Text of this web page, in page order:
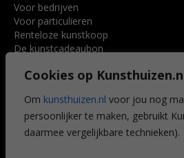
Cookies op
Om kunsthuizen.nl voor jou nog
persoonlijker te maken, gebruikt
daarmee vergelijkbare technieken).
Voor bedrijven
Voor particulieren
Renteloze kunstkoop
De kunstcadeaubon
Voordelen
Veelgestelde vragen
CONTACT